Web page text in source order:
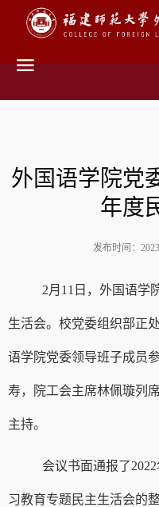
外国语学院党
年度
发布时间：
2月 11日，外国语学
生活会。校党委组织部正
语学院党委领导班子成员
寿，院工会主席林佩璇列
主持。
会议书面通报了
习教育专题民主生活会的